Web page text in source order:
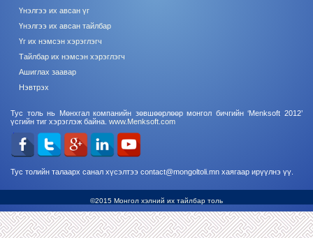
Үнэлгээ их авсан үг
Үнэлгээ их авсан тайлбар
Үг их нэмсэн хэрэглэгч
Тайлбар их нэмсэн хэрэглэгч
Ашиглах заавар
Нэвтрэх
Тус толь нь Мөнхгал компанийн зөвшөөрлөөр монгол бичгийн ‘Menksoft 2012’
үсгийн тиг хэрэглэж байна. www.Menksoft.com
Тус толийн талаарх санал хүсэлтээ contact@mongoltoli.mn хаягаар ирүүлнэ үү.
©2015 Монгол хэлний их тайлбар толь